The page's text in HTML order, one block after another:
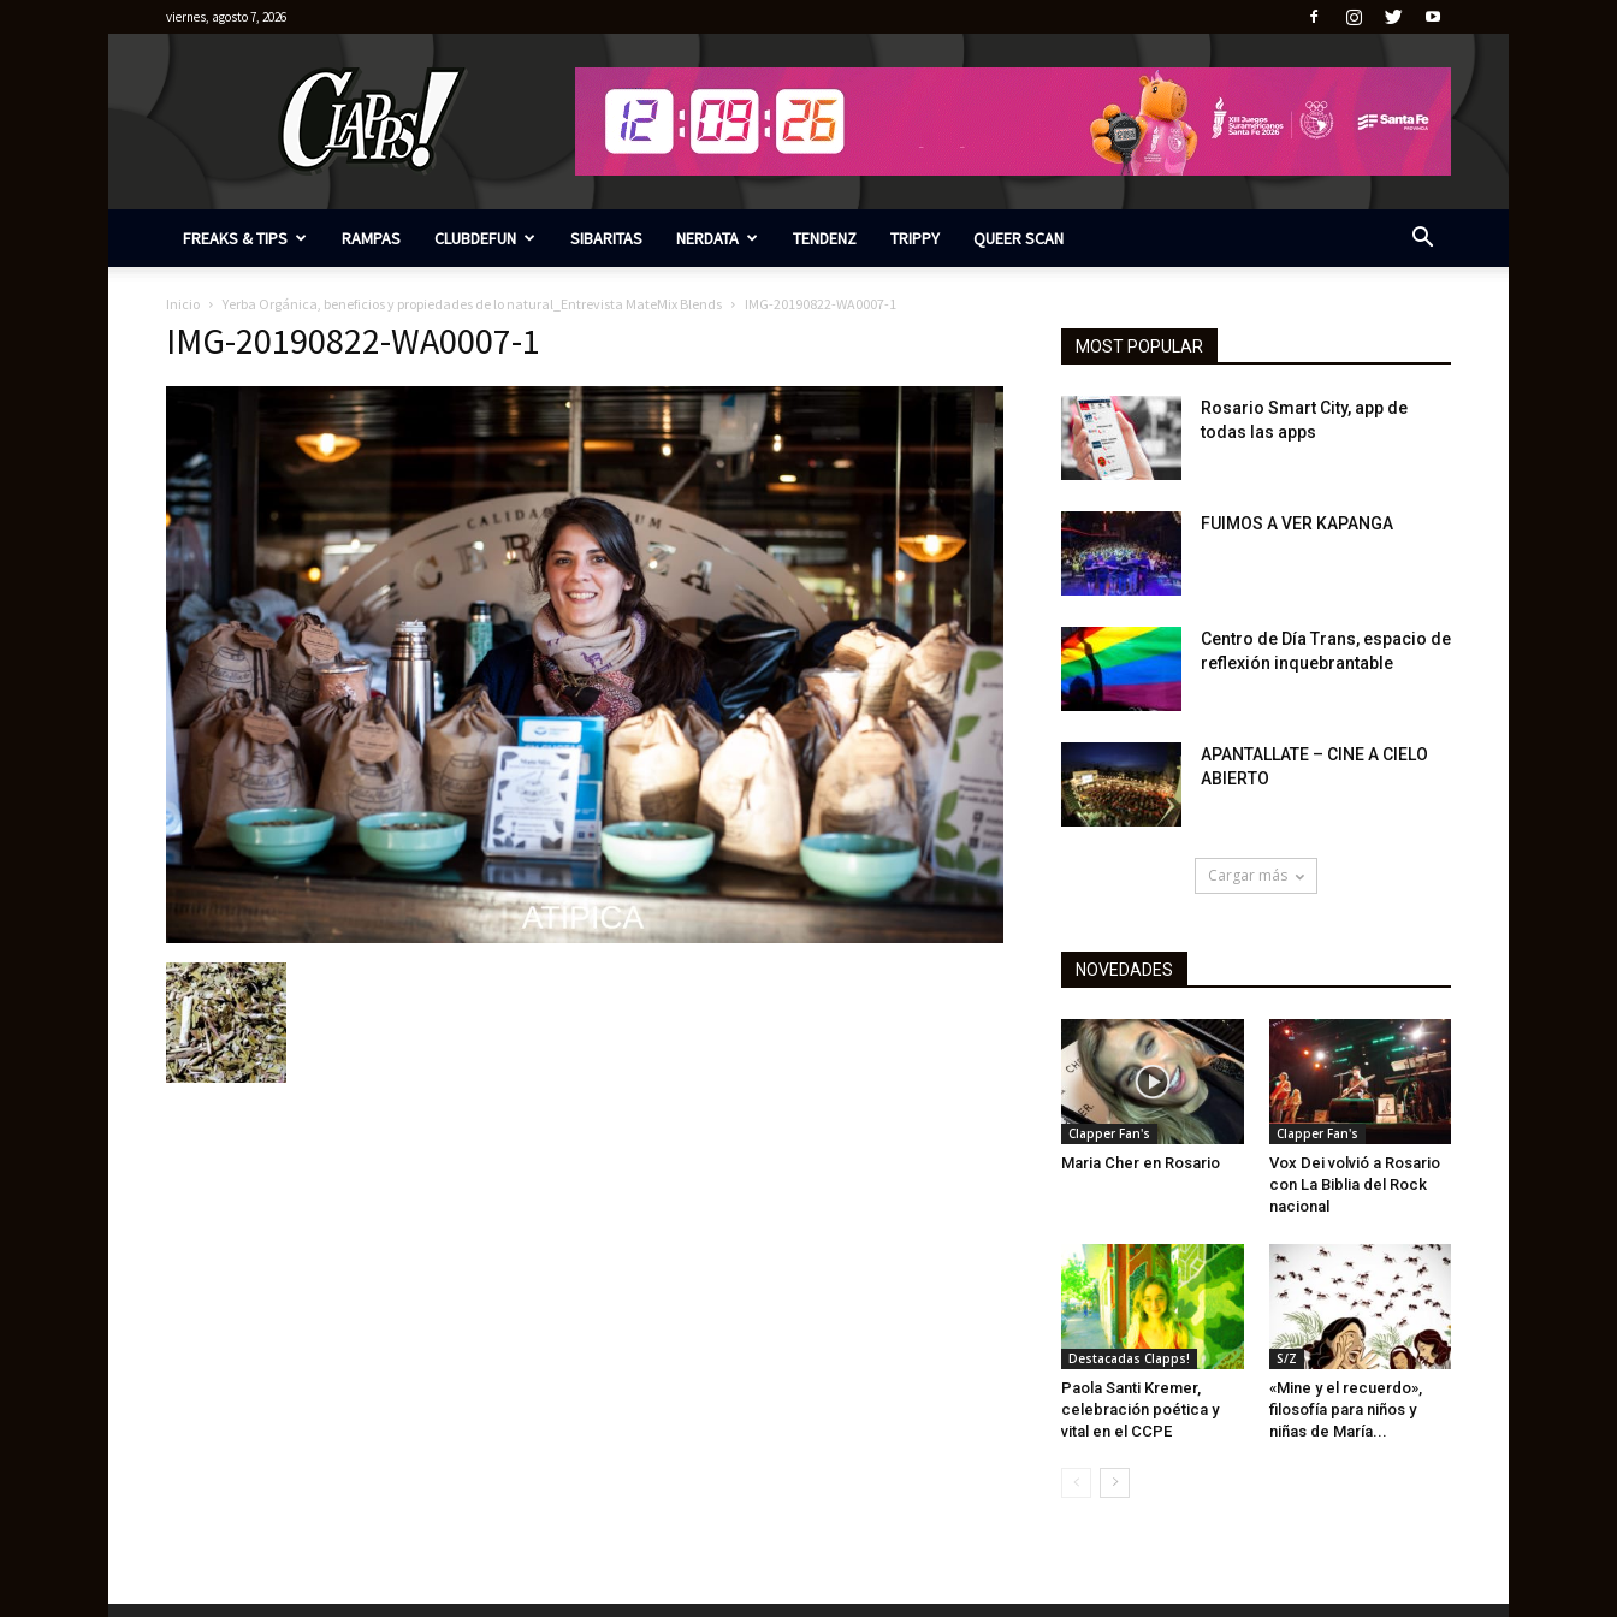
viernes, agosto 7, 2026
FREAKS & TIPS RAMPAS CLUBDEFUN SIBARITAS NERDATA TENDENZ TRIPPY QUEER SCAN
Inicio Yerba Orgánica, beneficios y propiedades de lo natural_Entrevista MateMix Blends IMG-20190822-WA0007-1
IMG-20190822-WA0007-1 MOST POPULAR
Rosario Smart City, app de
todas las apps
FUIMOS A VER KAPANGA
Centro de Día Trans, espacio de
reflexión inquebrantable
APANTALLATE – CINE A CIELO
ABIERTO
Cargar más
NOVEDADES
Clapper Fan's
Maria Cher en Rosario
Clapper Fan's
Vox Dei volvió a Rosario
con La Biblia del Rock
nacional
Destacadas Clapps!
Paola Santi Kremer,
celebración poética y
vital en el CCPE
S/Z
«Mine y el recuerdo»,
filosofía para niños y
niñas de María...